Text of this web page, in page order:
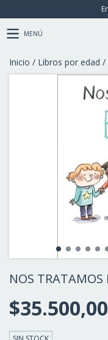
MENÚ
Inicio / Libros por edad /
NOS TRATAMOS
$35.500,00